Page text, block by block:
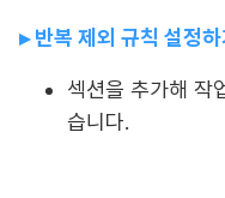
▸ 반복 제외 규칙 설정
섹션을 추가해 작
습니다.